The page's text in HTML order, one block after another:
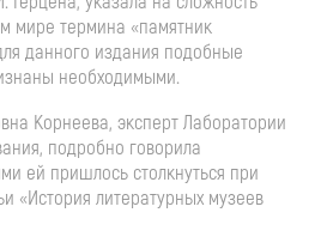
мире термина «памятник
данного издания подобные
необходимыми.
Корнеева, эксперт Лаборатории
подробно говорила
ей пришлось столкнуться при
«История литературных музеев